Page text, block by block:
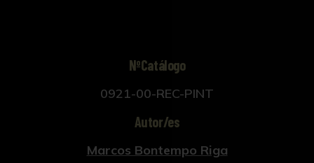
NºCatálogo
0921-00-REC-PINT
Autor/es
Marcos Bontempo Riga